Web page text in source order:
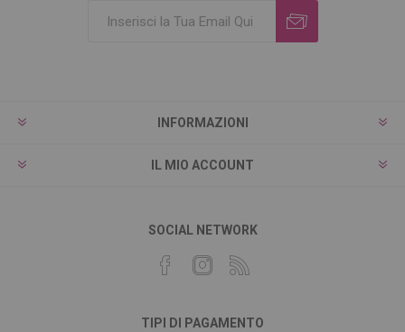
INFORMAZIONI
IL MIO ACCOUNT
SOCIAL NETWORK
TIPI DI PAGAMENTO